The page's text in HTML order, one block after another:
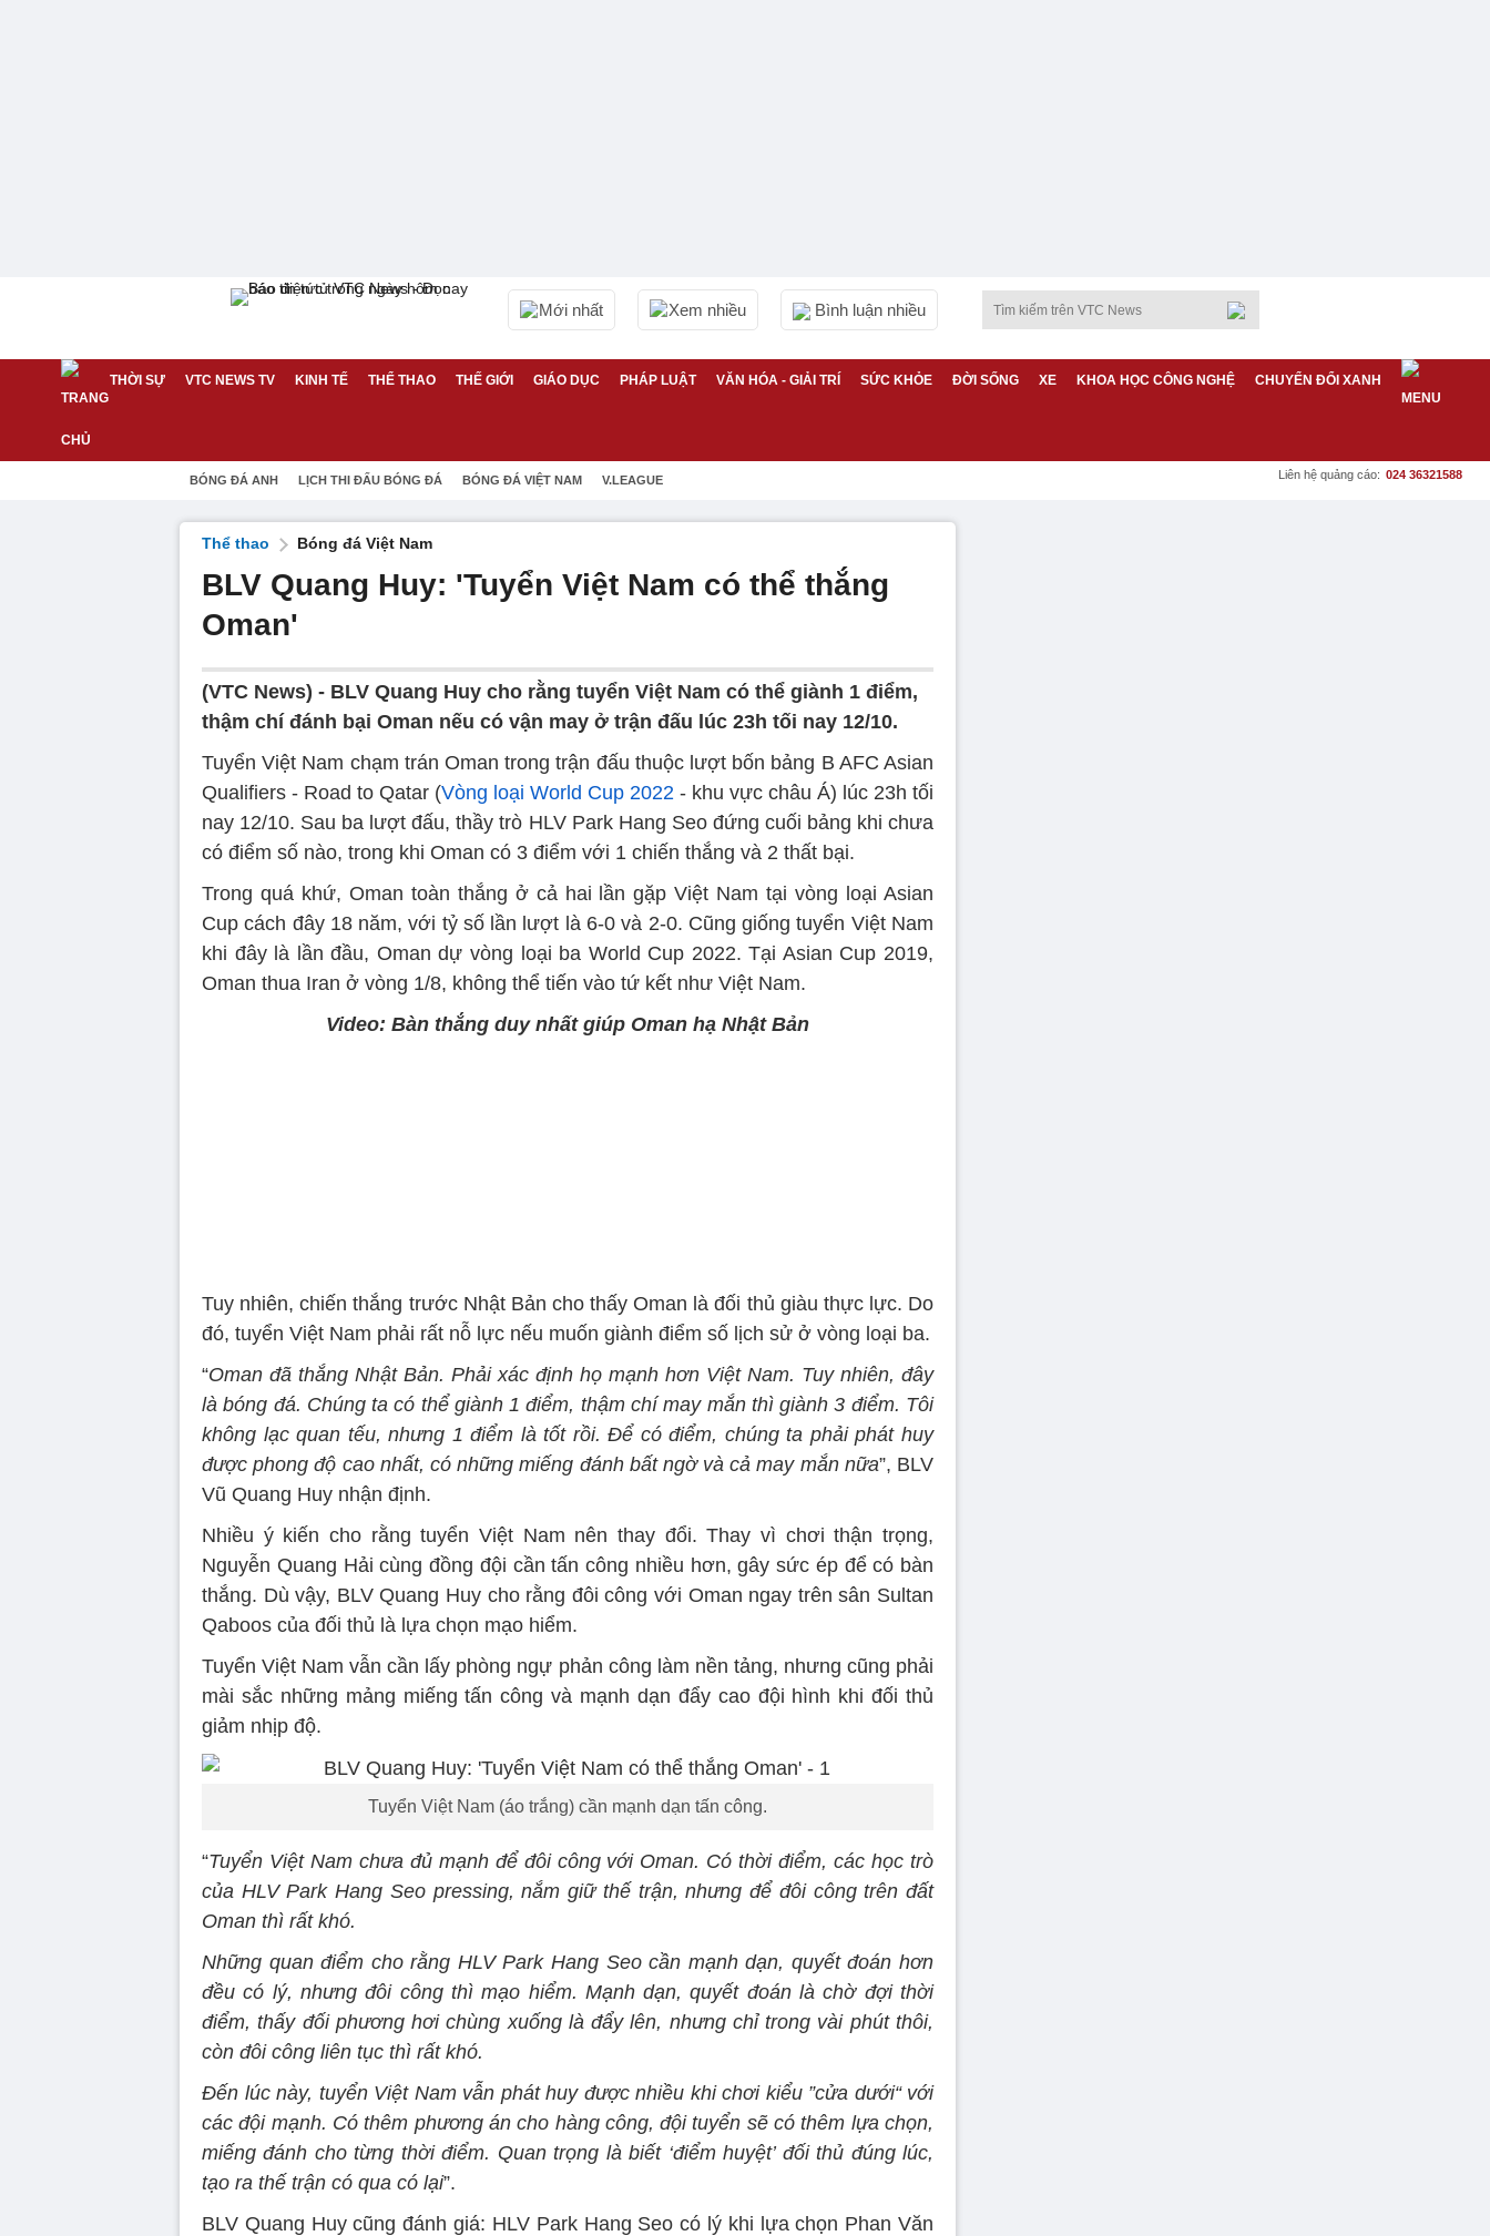
Mới nhất Xem nhiều Bình luận nhiều
THỜI SỰ VTC NEWS TV KINH TẾ THỂ THAO THẾ GIỚI GIÁO DỤC PHÁP LUẬT VĂN HÓA - GIẢI TRÍ SỨC KHỎE ĐỜI SỐNG XE KHOA HỌC CÔNG NGHỆ CHUYỂN ĐỔI XANH
BÓNG ĐÁ ANH LỊCH THI ĐẤU BÓNG ĐÁ BÓNG ĐÁ VIỆT NAM V.LEAGUE Liên hệ quảng cáo: 024 36321588
Thể thao Bóng đá Việt Nam
BLV Quang Huy: 'Tuyển Việt Nam có thể thắng
Oman'
(VTC News) - BLV Quang Huy cho rằng tuyển Việt Nam có thể giành 1 điểm,
thậm chí đánh bại Oman nếu có vận may ở trận đấu lúc 23h tối nay 12/10.
Tuyển Việt Nam chạm trán Oman trong trận đấu thuộc lượt bốn bảng B AFC Asian
Qualifiers - Road to Qatar (Vòng loại World Cup 2022 - khu vực châu Á) lúc 23h tối
nay 12/10. Sau ba lượt đấu, thầy trò HLV Park Hang Seo đứng cuối bảng khi chưa
có điểm số nào, trong khi Oman có 3 điểm với 1 chiến thắng và 2 thất bại.
Trong quá khứ, Oman toàn thắng ở cả hai lần gặp Việt Nam tại vòng loại Asian
Cup cách đây 18 năm, với tỷ số lần lượt là 6-0 và 2-0. Cũng giống tuyển Việt Nam
khi đây là lần đầu, Oman dự vòng loại ba World Cup 2022. Tại Asian Cup 2019,
Oman thua Iran ở vòng 1/8, không thể tiến vào tứ kết như Việt Nam.
Video: Bàn thắng duy nhất giúp Oman hạ Nhật Bản
Tuy nhiên, chiến thắng trước Nhật Bản cho thấy Oman là đối thủ giàu thực lực. Do
đó, tuyển Việt Nam phải rất nỗ lực nếu muốn giành điểm số lịch sử ở vòng loại ba.
“Oman đã thắng Nhật Bản. Phải xác định họ mạnh hơn Việt Nam. Tuy nhiên, đây
là bóng đá. Chúng ta có thể giành 1 điểm, thậm chí may mắn thì giành 3 điểm. Tôi
không lạc quan tếu, nhưng 1 điểm là tốt rồi. Để có điểm, chúng ta phải phát huy
được phong độ cao nhất, có những miếng đánh bất ngờ và cả may mắn nữa”, BLV
Vũ Quang Huy nhận định.
Nhiều ý kiến cho rằng tuyển Việt Nam nên thay đổi. Thay vì chơi thận trọng,
Nguyễn Quang Hải cùng đồng đội cần tấn công nhiều hơn, gây sức ép để có bàn
thắng. Dù vậy, BLV Quang Huy cho rằng đôi công với Oman ngay trên sân Sultan
Qaboos của đối thủ là lựa chọn mạo hiểm.
Tuyển Việt Nam vẫn cần lấy phòng ngự phản công làm nền tảng, nhưng cũng phải
mài sắc những mảng miếng tấn công và mạnh dạn đẩy cao đội hình khi đối thủ
giảm nhịp độ.
Tuyển Việt Nam (áo trắng) cần mạnh dạn tấn công.
“Tuyển Việt Nam chưa đủ mạnh để đôi công với Oman. Có thời điểm, các học trò
của HLV Park Hang Seo pressing, nắm giữ thế trận, nhưng để đôi công trên đất
Oman thì rất khó.
Những quan điểm cho rằng HLV Park Hang Seo cần mạnh dạn, quyết đoán hơn
đều có lý, nhưng đôi công thì mạo hiểm. Mạnh dạn, quyết đoán là chờ đợi thời
điểm, thấy đối phương hơi chùng xuống là đẩy lên, nhưng chỉ trong vài phút thôi,
còn đôi công liên tục thì rất khó.
Đến lúc này, tuyển Việt Nam vẫn phát huy được nhiều khi chơi kiểu ”cửa dưới“ với
các đội mạnh. Có thêm phương án cho hàng công, đội tuyển sẽ có thêm lựa chọn,
miếng đánh cho từng thời điểm. Quan trọng là biết ‘điểm huyệt’ đối thủ đúng lúc,
tạo ra thế trận có qua có lại”.
BLV Quang Huy cũng đánh giá: HLV Park Hang Seo có lý khi lựa chọn Phan Văn